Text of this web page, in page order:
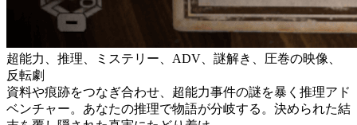
超能力、推理、ミステリー、ADV、謎解き、圧巻の映像、
反転劇
資料や痕跡をつなぎ合わせ、超能力事件の謎を暴く推理アド
ベンチャー。あなたの推理で物語が分岐する。決められた結